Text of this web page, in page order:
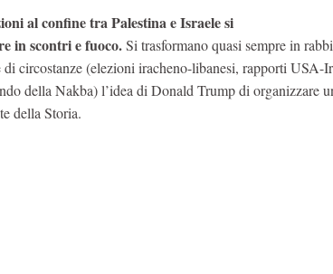
al confine tra Palestina e Israele si
in scontri e fuoco.Si trasformano quasi sempre in
di circostanze (elezioni iracheno-libanesi, rapporti USA-
della Nakba) l’idea di Donald Trump di organizzare
della Storia.